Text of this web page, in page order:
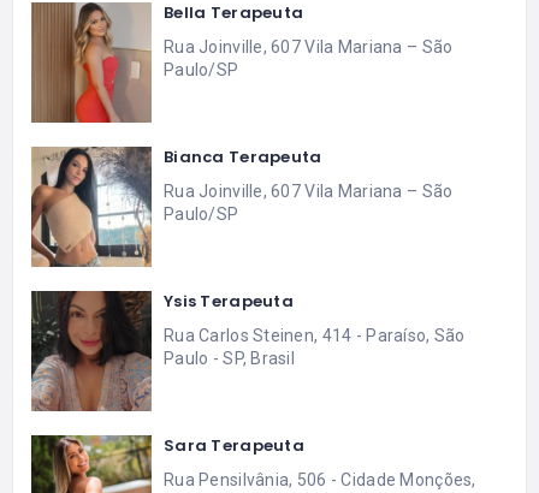
Bella Terapeuta
Rua Joinville, 607 Vila Mariana – São
Paulo/SP
Bianca Terapeuta
Rua Joinville, 607 Vila Mariana – São
Paulo/SP
Ysis Terapeuta
Rua Carlos Steinen, 414 - Paraíso, São
Paulo - SP, Brasil
Sara Terapeuta
Rua Pensilvânia, 506 - Cidade Monções,